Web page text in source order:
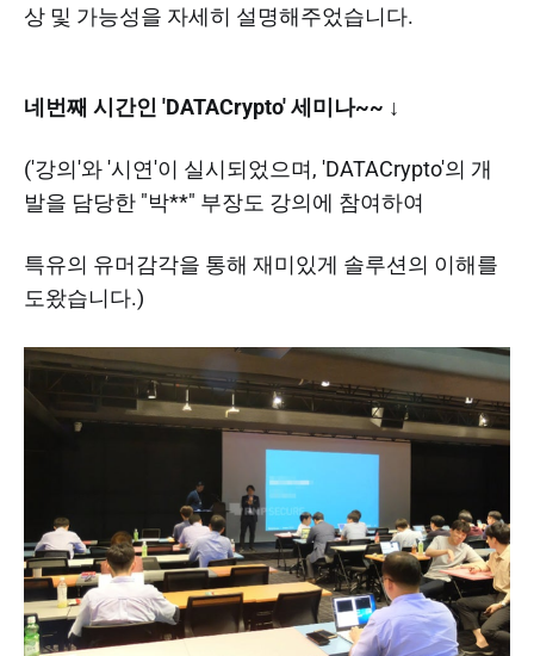
상 및 가능성을 자세히 설명해주었습니다.
네번째 시간인 'DATACrypto' 세미나~~ ↓
('강의'와 '시연'이 실시되었으며, 'DATACrypto'의 개
발을 담당한 "박**" 부장도 강의에 참여하여
특유의 유머감각을 통해 재미있게 솔루션의 이해를
도왔습니다.)